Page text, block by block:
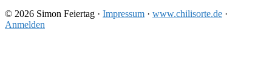
© 2026 Simon Feiertag · Impressum · www.chilisorte.de ·
Anmelden